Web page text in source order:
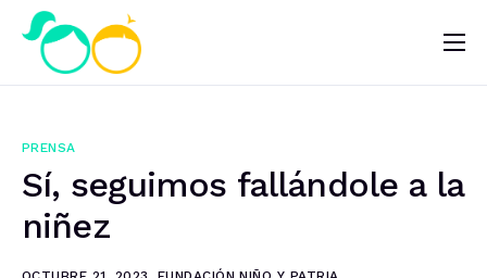
Nosotros
Noticias
¿Quieres ayudar?
PRENSA
Sí, seguimos fallándole a la
niñez